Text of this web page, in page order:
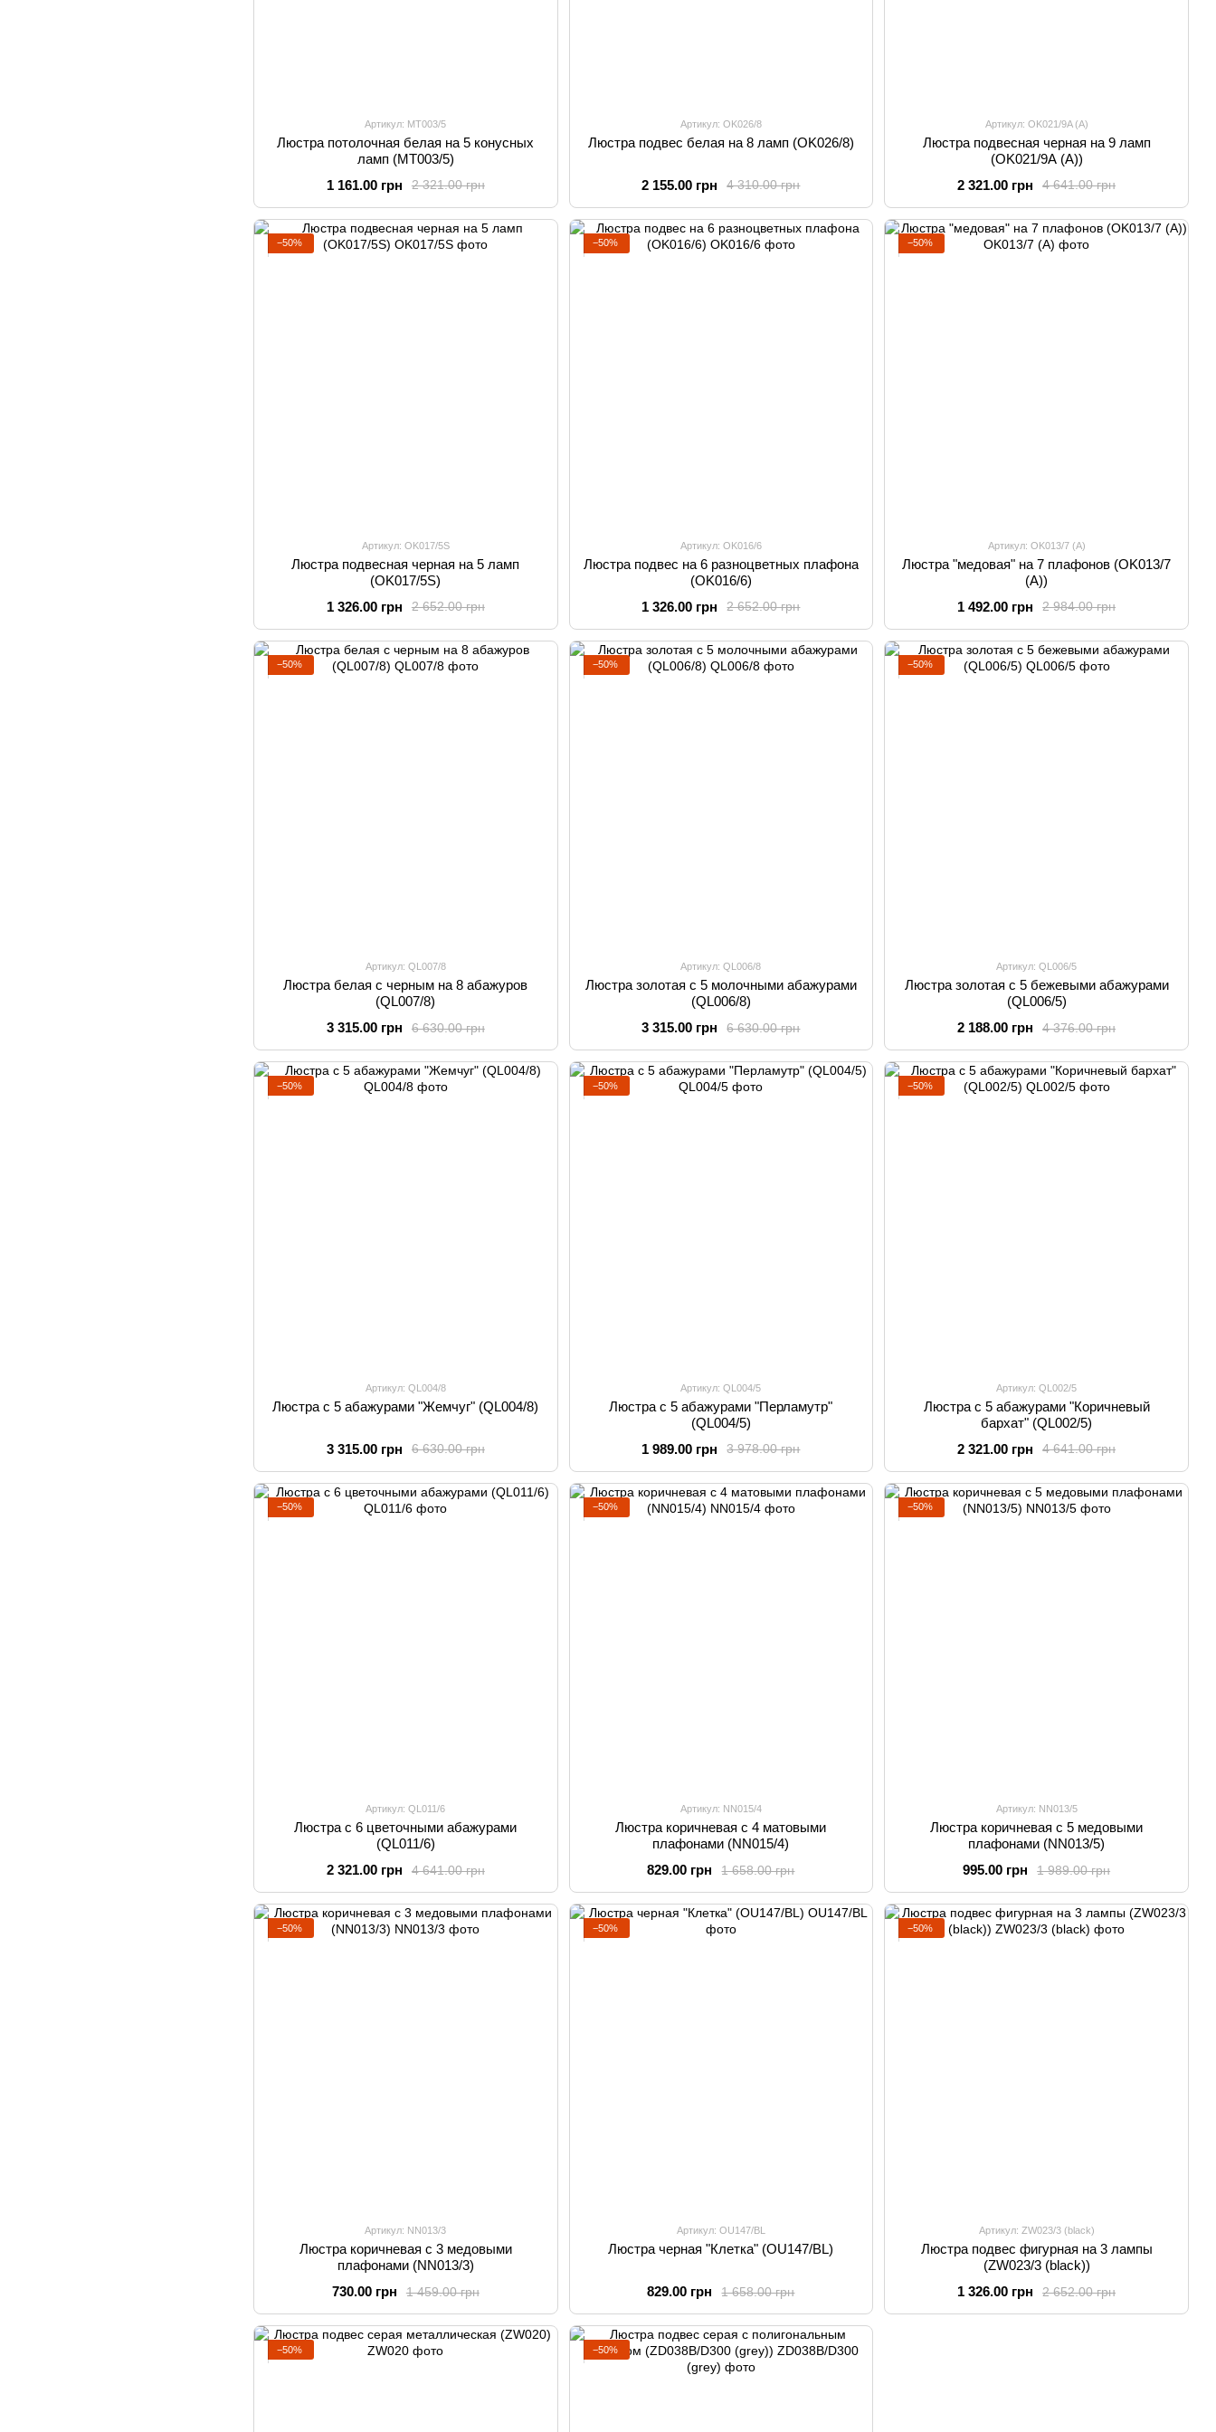
Артикул: MT003/5
Люстра потолочная белая на 5 конусных
ламп (MT003/5)
2 321.00 грн
1 161.00 грн
Артикул: OK026/8
Люстра подвес белая на 8 ламп (OK026/8)
4 310.00 грн
2 155.00 грн
Артикул: OK021/9A (A)
Люстра подвесная черная на 9 ламп
(OK021/9A (A))
4 641.00 грн
2 321.00 грн
−50%
Артикул: OK017/5S
Люстра подвесная черная на 5 ламп
(OK017/5S)
2 652.00 грн
1 326.00 грн
−50%
Артикул: OK016/6
Люстра подвес на 6 разноцветных плафона
(OK016/6)
2 652.00 грн
1 326.00 грн
−50%
Артикул: OK013/7 (A)
Люстра "медовая" на 7 плафонов (OK013/7
(A))
2 984.00 грн
1 492.00 грн
−50%
Артикул: QL007/8
Люстра белая с черным на 8 абажуров
(QL007/8)
6 630.00 грн
3 315.00 грн
−50%
Артикул: QL006/8
Люстра золотая с 5 молочными абажурами
(QL006/8)
6 630.00 грн
3 315.00 грн
−50%
Артикул: QL006/5
Люстра золотая с 5 бежевыми абажурами
(QL006/5)
4 376.00 грн
2 188.00 грн
−50%
Артикул: QL004/8
Люстра с 5 абажурами "Жемчуг" (QL004/8)
6 630.00 грн
3 315.00 грн
−50%
Артикул: QL004/5
Люстра с 5 абажурами "Перламутр"
(QL004/5)
3 978.00 грн
1 989.00 грн
−50%
Артикул: QL002/5
Люстра с 5 абажурами "Коричневый
бархат" (QL002/5)
4 641.00 грн
2 321.00 грн
−50%
Артикул: QL011/6
Люстра с 6 цветочными абажурами
(QL011/6)
4 641.00 грн
2 321.00 грн
−50%
Артикул: NN015/4
Люстра коричневая с 4 матовыми
плафонами (NN015/4)
1 658.00 грн
829.00 грн
−50%
Артикул: NN013/5
Люстра коричневая с 5 медовыми
плафонами (NN013/5)
1 989.00 грн
995.00 грн
−50%
Артикул: NN013/3
Люстра коричневая с 3 медовыми
плафонами (NN013/3)
1 459.00 грн
730.00 грн
−50%
Артикул: OU147/BL
Люстра черная "Клетка" (OU147/BL)
1 658.00 грн
829.00 грн
−50%
Артикул: ZW023/3 (black)
Люстра подвес фигурная на 3 лампы
(ZW023/3 (black))
2 652.00 грн
1 326.00 грн
−50% −50%